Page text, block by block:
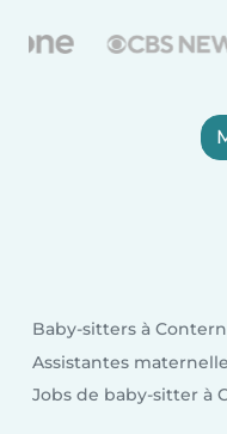
Baby-sitters à Contern
Assistantes
Jobs de baby-sitter à